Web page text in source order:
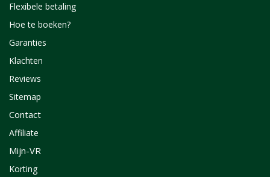
Flexibele betaling
Hoe te boeken?
Garanties
Klachten
Reviews
Sitemap
Contact
Affiliate
Mijn-VR
Korting